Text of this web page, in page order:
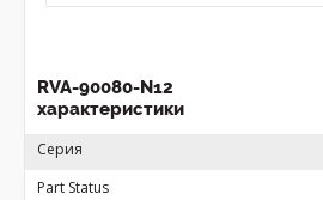
RVA-90080-N12
характеристики
Серия
Part Status